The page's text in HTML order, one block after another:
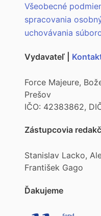
Všeobecné
spracovania
uchovávania
Vydavateľ |
Force Majeure,
Prešov
IČO: 42383862,
Zástupcovia
Stanislav Lacko,
František Gago
Ďakujeme